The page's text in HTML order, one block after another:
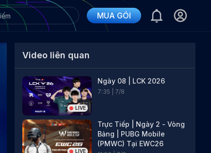
MUA GÓI
Video liên quan
LIVE
Ngày 08 | LCK 2026
7:35 7/8
LIVE
Trực Tiếp | Ngày 2 - Vòng
Bảng | PUBG Mobile
(PMWC) Tại EWC26